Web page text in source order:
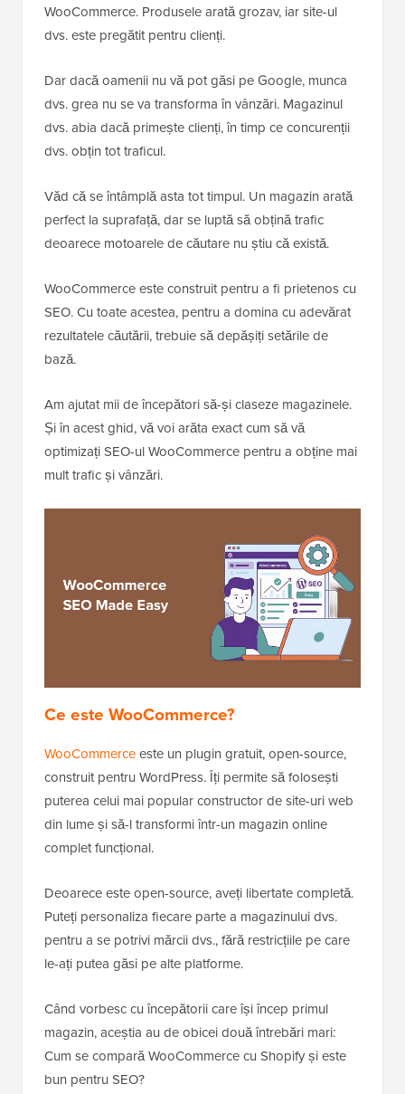
WooCommerce. Produsele arată grozav, iar site-ul
dvs. este pregătit pentru clienți.
Dar dacă oamenii nu vă pot găsi pe Google, munca
dvs. grea nu se va transforma în vânzări. Magazinul
dvs. abia dacă primește clienți, în timp ce concurenții
dvs. obțin tot traficul.
Văd că se întâmplă asta tot timpul. Un magazin arată
perfect la suprafață, dar se luptă să obțină trafic
deoarece motoarele de căutare nu știu că există.
WooCommerce este construit pentru a fi prietenos cu
SEO. Cu toate acestea, pentru a domina cu adevărat
rezultatele căutării, trebuie să depășiți setările de
bază.
Am ajutat mii de începători să-și claseze magazinele.
Și în acest ghid, vă voi arăta exact cum să vă
optimizați SEO-ul WooCommerce pentru a obține mai
mult trafic și vânzări.
Ce este WooCommerce?
WooCommerceeste un plugin gratuit, open-source,
construit pentru WordPress. Îți permite să folosești
puterea celui mai popular constructor de site-uri web
din lume și să-l transformi într-un magazin online
complet funcțional.
Deoarece este open-source, aveți libertate completă.
Puteți personaliza fiecare parte a magazinului dvs.
pentru a se potrivi mărcii dvs., fără restricțiile pe care
le-ați putea găsi pe alte platforme.
Când vorbesc cu începătorii care își încep primul
magazin, aceștia au de obicei două întrebări mari:
Cum se compară WooCommerce cu Shopify și este
bun pentru SEO?